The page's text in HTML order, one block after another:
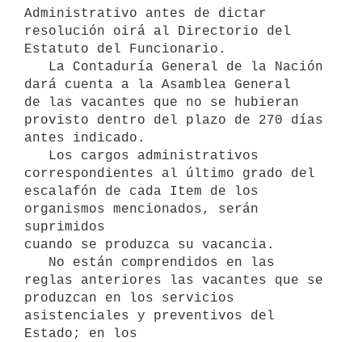
Administrativo antes de dictar
resolución oirá al Directorio del
Estatuto del Funcionario.
dará cuenta a la Asamblea General
de las vacantes que no se hubieran
provisto dentro del plazo de 270 días
antes indicado.
correspondientes al último grado del
escalafón de cada Item de los
organismos mencionados, serán
suprimidos
cuando se produzca su vacancia.
reglas anteriores las vacantes que se
produzcan en los servicios
asistenciales y preventivos del
Estado; en los